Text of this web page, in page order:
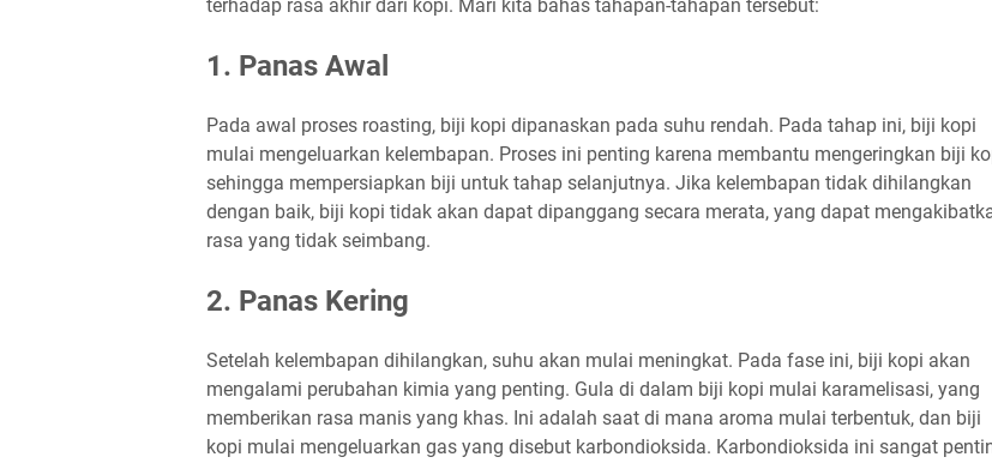
terhadap rasa akhir dari kopi. Mari kita bahas tahapan-tahapan tersebut:
1. Panas Awal
Pada awal proses roasting, biji kopi dipanaskan pada suhu rendah. Pada tahap ini, biji kopi
mulai mengeluarkan kelembapan. Proses ini penting karena membantu mengeringkan biji
sehingga mempersiapkan biji untuk tahap selanjutnya. Jika kelembapan tidak dihilangkan
dengan baik, biji kopi tidak akan dapat dipanggang secara merata, yang dapat
rasa yang tidak seimbang.
2. Panas Kering
Setelah kelembapan dihilangkan, suhu akan mulai meningkat. Pada fase ini, biji kopi akan
mengalami perubahan kimia yang penting. Gula di dalam biji kopi mulai karamelisasi, yang
memberikan rasa manis yang khas. Ini adalah saat di mana aroma mulai terbentuk, dan biji
kopi mulai mengeluarkan gas yang disebut karbondioksida. Karbondioksida ini sangat